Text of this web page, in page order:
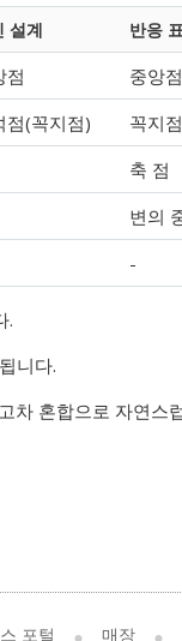
설계 반응
점 중앙점
점(꼭지점) 꼭지
축 점
변의
-
.
니다.
혼합으로 자연스
포털 매장